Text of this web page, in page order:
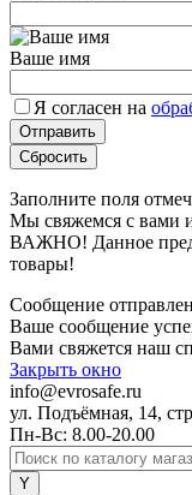
Ваше имя
Я согласен на
Заполните поля
Мы свяжемся с вами
ВАЖНО! Данное
товары!
Сообщение
Ваше сообщение
Вами свяжется наш
Закрыть окно
info@evrosafe.ru
ул. Подъёмная, 14,
Пн-Вс: 8.00-20.00